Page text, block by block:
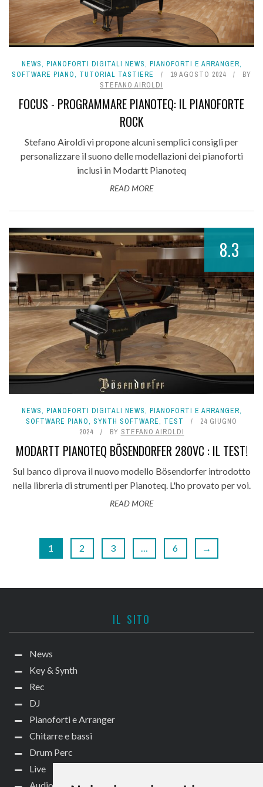
NEWS, PIANOFORTI DIGITALI NEWS, PIANOFORTI E ARRANGER,
SOFTWARE PIANO, TUTORIAL TASTIERE 19 AGOSTO 2024
BY
STEFANO AIROLDI
FOCUS - PROGRAMMARE PIANOTEQ: IL PIANOFORTE
ROCK
Stefano Airoldi vi propone alcuni semplici consigli per
personalizzare il suono delle modellazioni dei pianoforti
inclusi in Modartt Pianoteq
READ MORE
8.3
NEWS, PIANOFORTI DIGITALI NEWS, PIANOFORTI E ARRANGER,
SOFTWARE PIANO, SYNTH SOFTWARE, TEST
24 GIUGNO
2024
BY STEFANO AIROLDI
MODARTT PIANOTEQ BÖSENDORFER 280VC : IL TEST!
Sul banco di prova il nuovo modello Bösendorfer introdotto
nella libreria di strumenti per Pianoteq. L'ho provato per voi.
READ MORE
1 2 3 … 6 →
IL SITO
News
Key & Synth
Rec
DJ
Pianoforti e Arranger
Chitarre e bassi
Drum Perc
Live